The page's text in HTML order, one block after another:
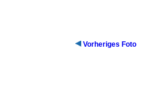
Vorheriges Foto